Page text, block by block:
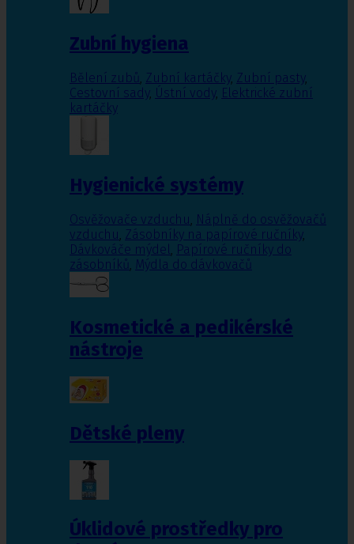
Zubní hygiena
Bělení zubů, Zubní kartáčky, Zubní pasty,
Cestovní sady, Ústní vody, Elektrické zubní
kartáčky
Hygienické systémy
Osvěžovače vzduchu, Náplně do osvěžovačů
vzduchu, Zásobníky na papírové ručníky,
Dávkováče mýdel, Papírové ručníky do
zásobníků, Mýdla do dávkovačů
Kosmetické a pedikérské
nástroje
Dětské pleny
Úklidové prostředky pro